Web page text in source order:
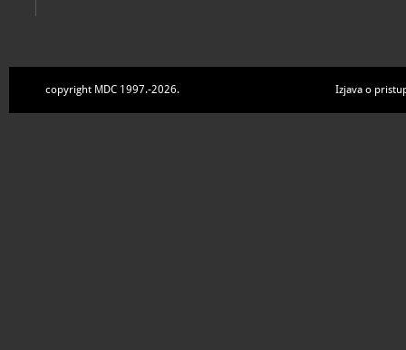
copyright MDC 1997.-2026. Izjava o